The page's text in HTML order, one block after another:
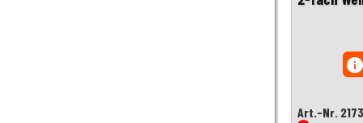
Art.-Nr.